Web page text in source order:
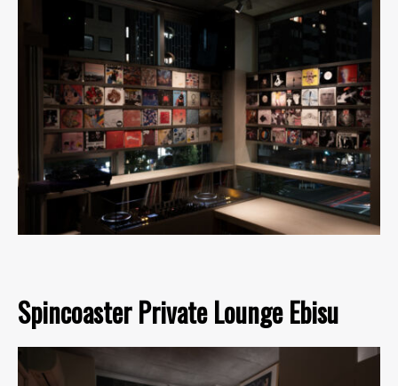
Spincoaster Private Lounge Ebisu